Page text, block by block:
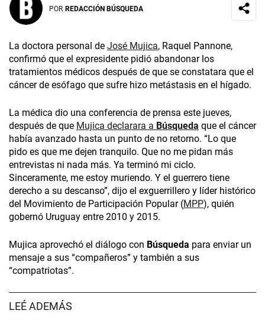
POR REDACCIÓN BÚSQUEDA
La doctora personal de José Mujica, Raquel Pannone,
confirmó que el expresidente pidió abandonar los
tratamientos médicos después de que se constatara que el
cáncer de esófago que sufre hizo metástasis en el hígado.
La médica dio una conferencia de prensa este jueves,
después de que Mujica declarara a Búsqueda que el cáncer
había avanzado hasta un punto de no retorno. “Lo que
pido es que me dejen tranquilo. Que no me pidan más
entrevistas ni nada más. Ya terminó mi ciclo.
Sinceramente, me estoy muriendo. Y el guerrero tiene
derecho a su descanso”, dijo el exguerrillero y líder histórico
del Movimiento de Participación Popular (MPP), quién
gobernó Uruguay entre 2010 y 2015.
Mujica aprovechó el diálogo con Búsqueda para enviar un
mensaje a sus “compañeros” y también a sus
“compatriotas”.
LEÉ ADEMÁS